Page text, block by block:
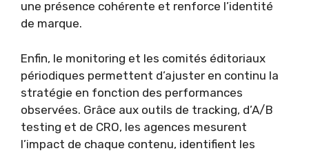
une présence cohérente et renforce l’identité
de marque.
Enfin, le monitoring et les comités éditoriaux
périodiques permettent d’ajuster en continu la
stratégie en fonction des performances
observées. Grâce aux outils de tracking, d’A/B
testing et de CRO, les agences mesurent
l’impact de chaque contenu, identifient les